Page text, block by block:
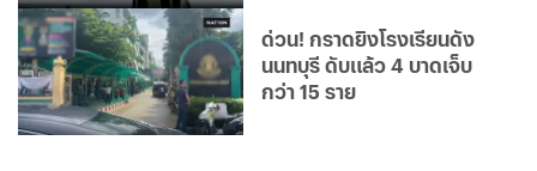
ด่วน! กราดยิงโรงเรียนดัง
นนทบุรี ดับแล้ว 4 บาดเจ็บ
กว่า 15 ราย